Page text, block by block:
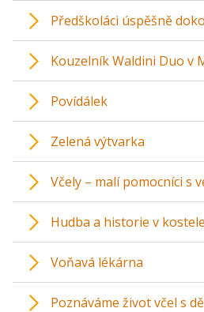
Předškoláci úspěšně
Kouzelník Waldini Duo v
Povídálek
Zelená výtvarka
Včely – malí pomocníci s
Hudba a historie v
Voňavá lékárna
Poznáváme život včel s